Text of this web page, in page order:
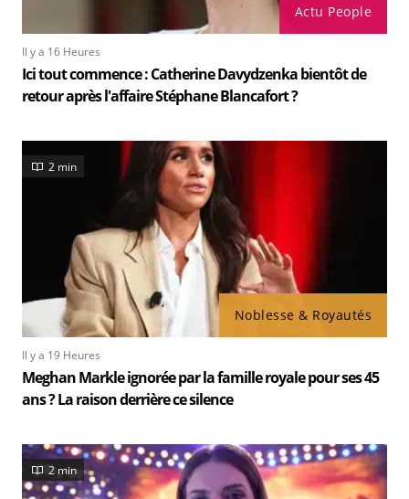
Actu People
Il y a 16 Heures
Ici tout commence : Catherine Davydzenka bientôt de
retour après l'affaire Stéphane Blancafort ?
Noblesse & Royautés
2 min
Il y a 19 Heures
Meghan Markle ignorée par la famille royale pour ses 45
ans ? La raison derrière ce silence
2 min